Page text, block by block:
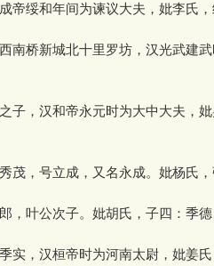
帝绥和年间为谏议大夫，妣李氏
南桥新城北十里罗坊，汉光武建
子，汉和帝永元时为大中大夫，
，号立成，又名永成。妣杨氏，
，叶公次子。妣胡氏，子四：季
实，汉桓帝时为河南太尉，妣姜